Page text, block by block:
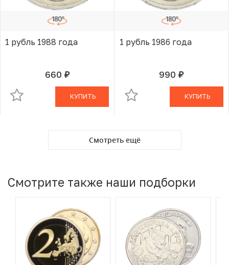
1 рубль 1988 года
660 руб.
В КОРЗИНЕ
КУПИТЬ
1 рубль 1986 года
990 руб.
В КОРЗИНЕ
КУПИТЬ
Смотреть ещё
Смотрите также наши подборки